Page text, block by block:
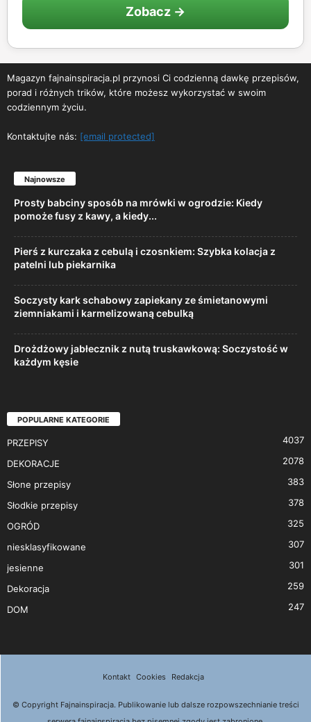
Zobacz →
Magazyn fajnainspiracja.pl przynosi Ci codzienną dawkę przepisów,
porad i różnych trików, które możesz wykorzystać w swoim
codziennym życiu.
Kontaktujte nás: [email protected]
Najnowsze
Prosty babciny sposób na mrówki w ogrodzie: Kiedy
pomoże fusy z kawy, a kiedy...
Pierś z kurczaka z cebulą i czosnkiem: Szybka kolacja z
patelni lub piekarnika
Soczysty kark schabowy zapiekany ze śmietanowymi
ziemniakami i karmelizowaną cebulką
Drożdżowy jabłecznik z nutą truskawkową: Soczystość w
każdym kęsie
POPULARNE KATEGORIE
PRZEPISY 4037
DEKORACJE 2078
Słone przepisy 383
Słodkie przepisy 378
OGRÓD 325
niesklasyfikowane 307
jesienne 301
Dekoracja 259
DOM 247
Kontakt Cookies Redakcja
© Copyright Fajnainspiracja. Publikowanie lub dalsze rozpowszechnianie treści